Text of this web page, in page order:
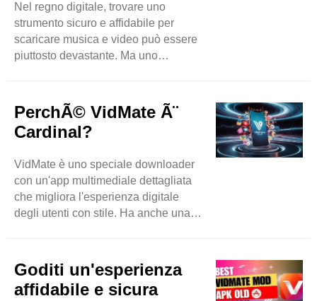
Nel regno digitale, trovare uno
strumento sicuro e affidabile per
scaricare musica e video può essere
piuttosto devastante. Ma uno
suoi concorrenti in meno tempo. Puoi
aspettarti download di musica e video
senza sforzo accedendo a siti Web
DailyMotion e molti altri. Con
VidMate, nulla è limitato perché è una
vasta piattaforma che espande i
ricercatori degli utenti ..
PerchÃ© VidMate Ã¨
Cardinal?
VidMate è uno speciale downloader
con un'app multimediale dettagliata
che migliora l'esperienza digitale
degli utenti con stile. Ha anche una
elementi per far risparmiare tempo
agli utenti e migliorare la produttività
extra. Sentiti libero di scaricare
Goditi un'esperienza
affidabile e sicura